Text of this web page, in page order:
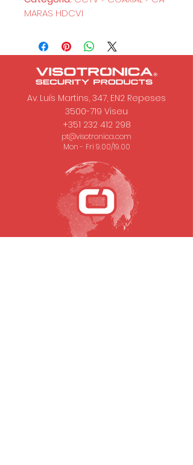
MARAS HDCVI
Av. Luís Martins, 347, EN2 Repeses
3500-719 Viseu
+351 232 412 298
pt@visotronica.com
Mon - Fri 9.00/19.00